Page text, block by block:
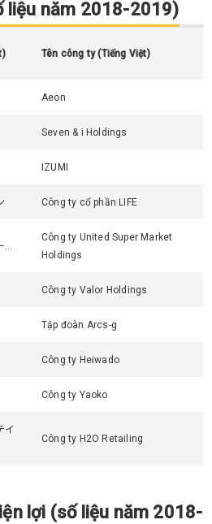
liệu năm 2018-2019)
Tên công ty (Tiếng Việt)
Aeon
Seven & i Holdings
IZUMI
Công ty cổ phần LIFE
…
Công ty United Super Market
Holdings
Công ty Valor Holdings
Tập đoàn Arcs-g
Công ty Heiwado
Công ty Yaoko
イ
Công ty H2O Retailing
lợi (số liệu năm 2018-